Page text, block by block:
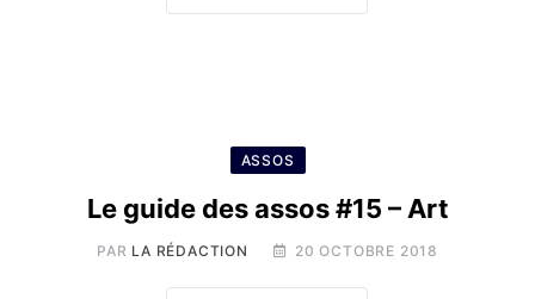
ASSOS
Le guide des assos #15 – Art
PAR LA RÉDACTION 20 OCTOBRE 2018